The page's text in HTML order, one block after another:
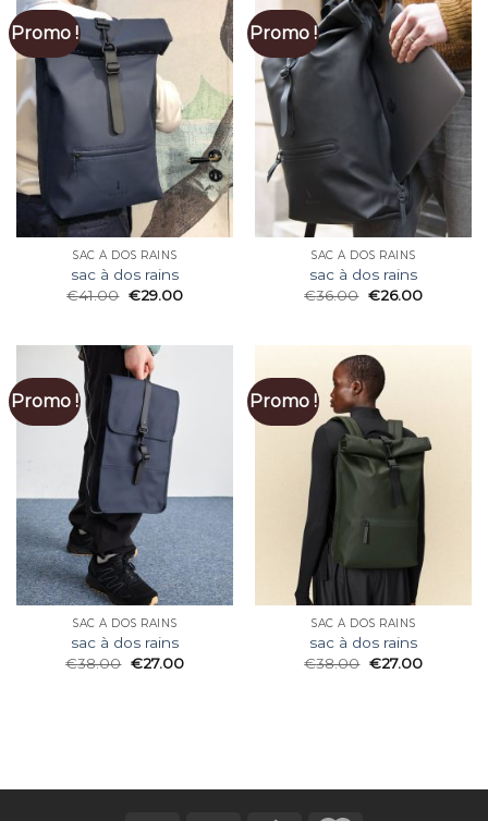
Promo !
SAC À DOS RAINS
sac à dos rains
€41.00 €29.00
Promo !
SAC À DOS RAINS
sac à dos rains
€36.00 €26.00
Promo !
SAC À DOS RAINS
sac à dos rains
€38.00 €27.00
Promo !
SAC À DOS RAINS
sac à dos rains
€38.00 €27.00